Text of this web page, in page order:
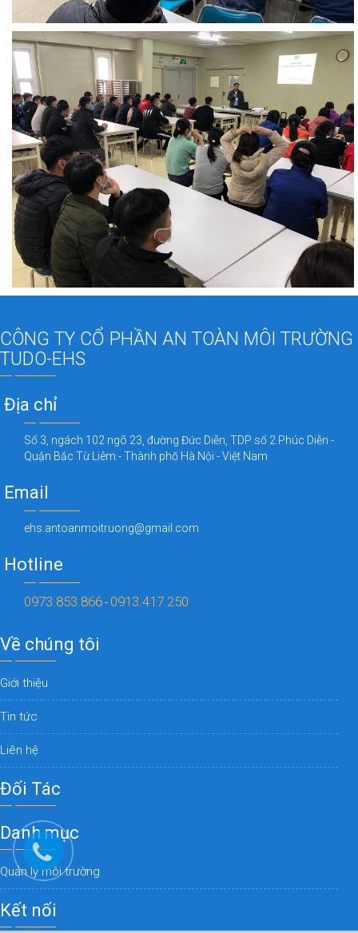
CÔNG TY CỔ PHẦN AN TOÀN MÔI TRƯỜNG
TUDO-EHS
Địa chỉ
Số 3, ngách 102 ngõ 23, đường Đức Diễn, TDP số 2 Phúc Diễn -
Quận Bắc Từ Liêm - Thành phố Hà Nội - Việt Nam
Email
ehs.antoanmoitruong@gmail.com
Hotline
0973.853.866- 0913.417.250
Về chúng tôi
Giới thiệu
Tin tức
Liên hệ
Đối Tác
Danh mục
Quản lý môi trường
Kết nối